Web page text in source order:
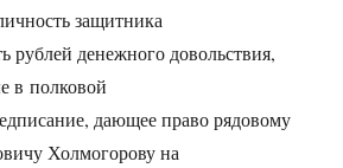
защитника
рублей денежного довольствия,
в полковой
дающее право рядовому
Холмогорову на